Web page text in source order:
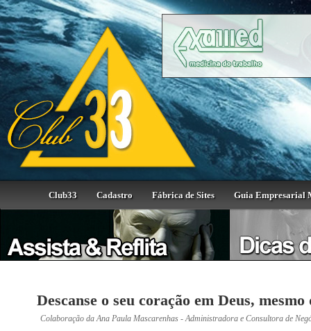
Club33 Cadastro Fábrica de Sites Guia Empresarial
Descanse o seu coração em Deus, mesmo
Colaboração da Ana Paula Mascarenhas - Administradora e Consultora de